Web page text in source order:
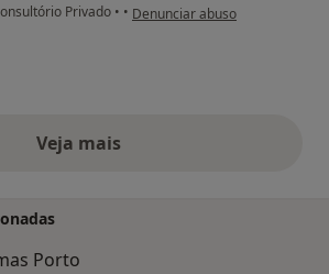
Privado • • na opinião do utilizador
Denunciar abuso
Veja maisopiniões acima
Porto